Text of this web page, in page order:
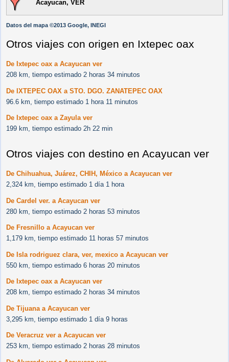
Acayucan, VER
Datos del mapa ©2013 Google, INEGI
Otros viajes con origen en Ixtepec oax
De Ixtepec oax a Acayucan ver
208 km, tiempo estimado 2 horas 34 minutos
De IXTEPEC OAX a STO. DGO. ZANATEPEC OAX
96.6 km, tiempo estimado 1 hora 11 minutos
De Ixtepec oax a Zayula ver
199 km, tiempo estimado 2h 22 min
Otros viajes con destino en Acayucan ver
De Chihuahua, Juárez, CHIH, México a Acayucan ver
2,324 km, tiempo estimado 1 día 1 hora
De Cardel ver. a Acayucan ver
280 km, tiempo estimado 2 horas 53 minutos
De Fresnillo a Acayucan ver
1,179 km, tiempo estimado 11 horas 57 minutos
De Isla rodriguez clara, ver, mexico a Acayucan ver
550 km, tiempo estimado 6 horas 20 minutos
De Ixtepec oax a Acayucan ver
208 km, tiempo estimado 2 horas 34 minutos
De Tijuana a Acayucan ver
3,295 km, tiempo estimado 1 día 9 horas
De Veracruz ver a Acayucan ver
253 km, tiempo estimado 2 horas 28 minutos